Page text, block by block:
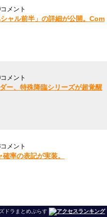
メント
ャル前半」の詳細が公開。Com
メント
ー、特殊降臨シリーズが超覚醒
メント
率の表記が実装。
ドラまとめぷらす